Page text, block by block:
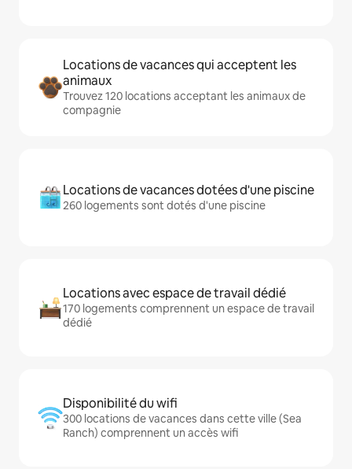
Locations de vacances qui acceptent les
animaux
Trouvez 120 locations acceptant les animaux de
compagnie
Locations de vacances dotées d'une piscine
260 logements sont dotés d'une piscine
Locations avec espace de travail dédié
170 logements comprennent un espace de travail
dédié
Disponibilité du wifi
300 locations de vacances dans cette ville (Sea
Ranch) comprennent un accès wifi